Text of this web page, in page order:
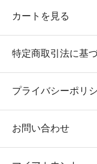
カートを見る
特定商取引法に基
プライバシーポリ
お問い合わせ